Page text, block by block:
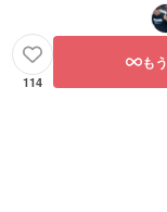
114
も